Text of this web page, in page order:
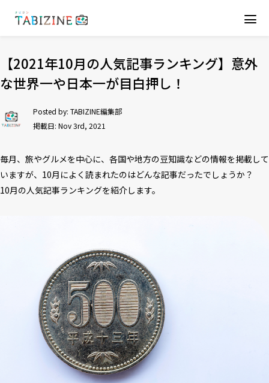
【2021年10月の人気記事ランキング】意外
な世界一や日本一が目白押し！
Posted by: TABIZINE編集部
掲載日: Nov 3rd, 2021
毎月、旅やグルメを中心に、各国や地方の豆知識などの情報を掲載して
いますが、10月によく読まれたのはどんな記事だったでしょうか？
10月の人気記事ランキングを紹介します。